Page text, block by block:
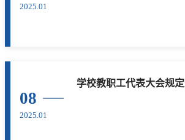
2025.01
08
2025.01
学校教职工代表大会规定